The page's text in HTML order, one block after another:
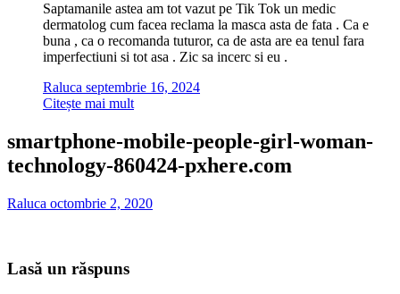
Saptamanile astea am tot vazut pe Tik Tok un medic
dermatolog cum facea reclama la masca asta de fata . Ca e
buna , ca o recomanda tuturor, ca de asta are ea tenul fara
imperfectiuni si tot asa . Zic sa incerc si eu .
Raluca septembrie 16, 2024
Citește mai mult
smartphone-mobile-people-girl-woman-
technology-860424-pxhere.com
Raluca octombrie 2, 2020
Lasă un răspuns